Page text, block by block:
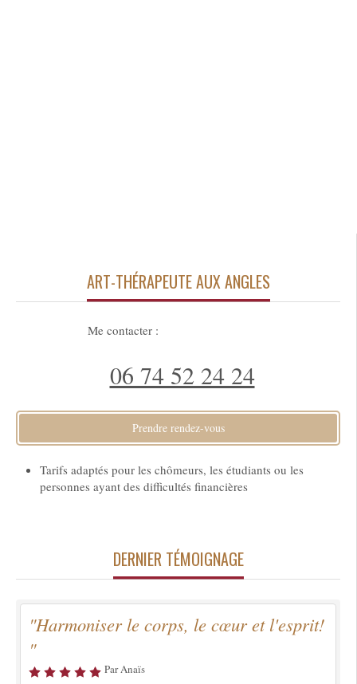
ART-THÉRAPEUTE AUX ANGLES
Me contacter :
06 74 52 24 24
Prendre rendez-vous
Tarifs adaptés pour les chômeurs, les étudiants ou les
personnes ayant des difficultés financières
DERNIER TÉMOIGNAGE
"Harmoniser le corps, le cœur et l'esprit!
"
Par Anaïs